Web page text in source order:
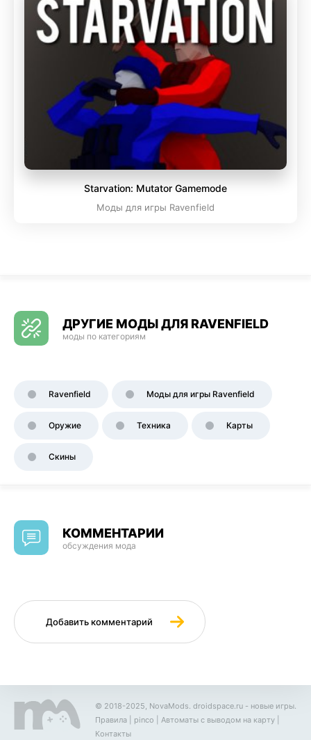
Starvation: Mutator Gamemode
Моды для игры Ravenfield
ДРУГИЕ МОДЫ ДЛЯ RAVENFIELD
моды по категориям
Ravenfield Моды для игры Ravenfield
Оружие Техника Карты
Скины
КОММЕНТАРИИ
обсуждения мода
Добавить комментарий
© 2018-2025, NovaMods. droidspace.ru - новые игры.
Правила
pinco Автоматы с выводом на карту
Контакты